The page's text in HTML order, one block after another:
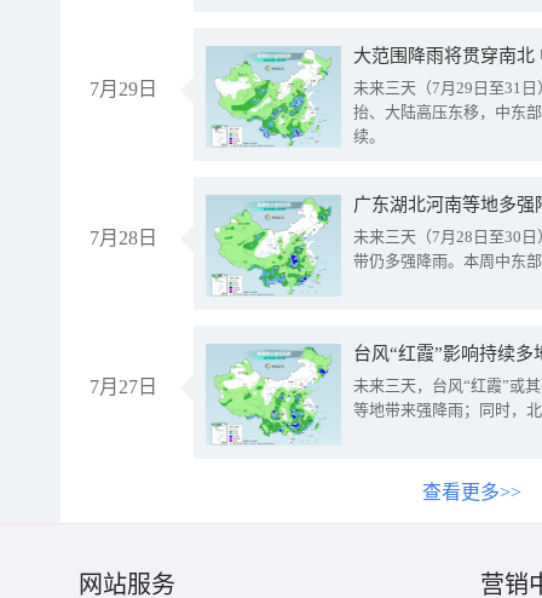
7月29日
大范围降雨将贯穿南
未来三天（7月29日至31
抬、大陆高压东移，中东
续。
7月28日
广东湖北河南等地多
未来三天（7月28日至30
带仍多强降雨。本周中东
7月27日
台风“红霞”影响持续
未来三天，台风“红霞”或
等地带来强降雨；同时，
查看更多>>
网站服务 营销